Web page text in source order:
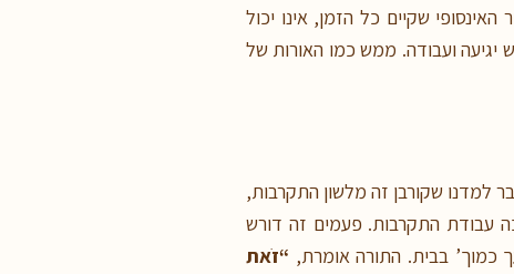
שקיים כל הזמן, אינו יכול
ועבודה. ממש כמו האורות של
למדנו שקורבן זה מלשון התקרבות,
עבודת התקרבות. פעמים זה דורש
כמוך’ בבית. התורה אומרת, “זֹאת